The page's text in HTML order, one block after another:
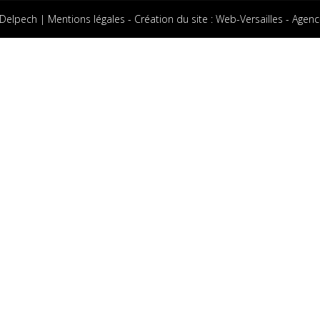
| Mentions légales - Création du site : Web-Versailles -